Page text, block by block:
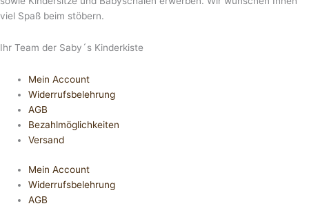
viel Spaß beim stöbern.
Ihr Team der Saby´s Kinderkiste
Mein Account
Widerrufsbelehrung
AGB
Bezahlmöglichkeiten
Versand
Mein Account
Widerrufsbelehrung
AGB